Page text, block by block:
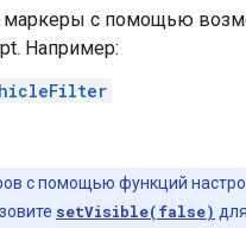
маркеры с помощью
Например:
с помощью функций
setVisible(false)